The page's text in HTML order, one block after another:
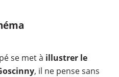
se met à illustrer le
, il ne pense sans